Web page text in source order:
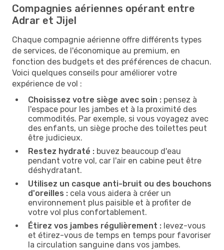
Compagnies aériennes opérant entre
Adrar et Jijel
Chaque compagnie aérienne offre différents types
de services, de l'économique au premium, en
fonction des budgets et des préférences de chacun.
Voici quelques conseils pour améliorer votre
expérience de vol :
Choisissez votre siège avec soin : pensez à
l'espace pour les jambes et à la proximité des
commodités. Par exemple, si vous voyagez avec
des enfants, un siège proche des toilettes peut
être judicieux.
Restez hydraté : buvez beaucoup d'eau
pendant votre vol, car l'air en cabine peut être
déshydratant.
Utilisez un casque anti-bruit ou des bouchons
d'oreilles : cela vous aidera à créer un
environnement plus paisible et à profiter de
votre vol plus confortablement.
Étirez vos jambes régulièrement : levez-vous
et étirez-vous de temps en temps pour favoriser
la circulation sanguine dans vos jambes.